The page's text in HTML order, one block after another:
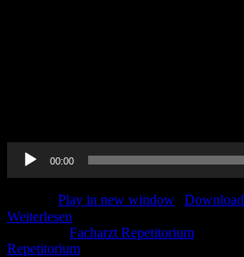
Audio-
Player
00:00
Play in new window
Download
Weiterlesen
Facharzt Repetitorium
Repetitorium